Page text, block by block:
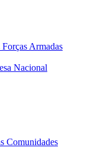
Armadas
Nacional
Comunidades